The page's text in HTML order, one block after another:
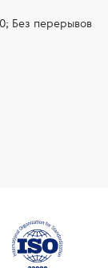
Без перерывов